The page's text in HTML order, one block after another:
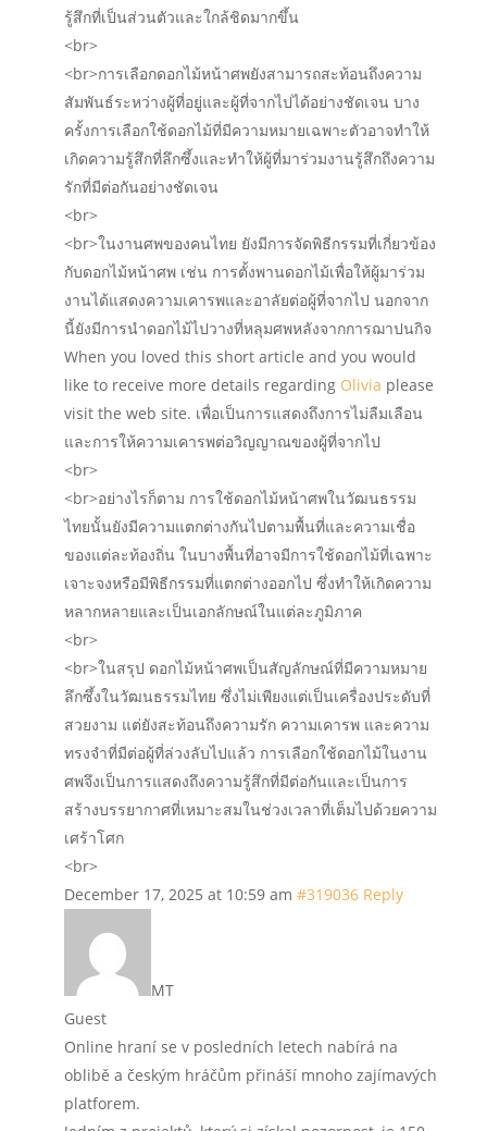
รู้สึกที่เป็นส่วนตัวและใกล้ชิดมากขึ้น
<br>
<br>การเลือกดอกไม้หน้าศพยังสามารถสะท้อนถึงความ
สัมพันธ์ระหว่างผู้ที่อยู่และผู้ที่จากไปได้อย่างชัดเจน บาง
ครั้งการเลือกใช้ดอกไม้ที่มีความหมายเฉพาะตัวอาจทำให้
เกิดความรู้สึกที่ลึกซึ้งและทำให้ผู้ที่มาร่วมงานรู้สึกถึงความ
รักที่มีต่อกันอย่างชัดเจน
<br>
<br>ในงานศพของคนไทย ยังมีการจัดพิธีกรรมที่เกี่ยวข้อง
กับดอกไม้หน้าศพ เช่น การตั้งพานดอกไม้เพื่อให้ผู้มาร่วม
งานได้แสดงความเคารพและอาลัยต่อผู้ที่จากไป นอกจาก
นี้ยังมีการนำดอกไม้ไปวางที่หลุมศพหลังจากการฌาปนกิจ
When you loved this short article and you would
like to receive more details regarding Olivia please
visit the web site. เพื่อเป็นการแสดงถึงการไม่ลืมเลือน
และการให้ความเคารพต่อวิญญาณของผู้ที่จากไป
<br>
<br>อย่างไรก็ตาม การใช้ดอกไม้หน้าศพในวัฒนธรรม
ไทยนั้นยังมีความแตกต่างกันไปตามพื้นที่และความเชื่อ
ของแต่ละท้องถิ่น ในบางพื้นที่อาจมีการใช้ดอกไม้ที่เฉพาะ
เจาะจงหรือมีพิธีกรรมที่แตกต่างออกไป ซึ่งทำให้เกิดความ
หลากหลายและเป็นเอกลักษณ์ในแต่ละภูมิภาค
<br>
<br>ในสรุป ดอกไม้หน้าศพเป็นสัญลักษณ์ที่มีความหมาย
ลึกซึ้งในวัฒนธรรมไทย ซึ่งไม่เพียงแต่เป็นเครื่องประดับที่
สวยงาม แต่ยังสะท้อนถึงความรัก ความเคารพ และความ
ทรงจำที่มีต่อผู้ที่ล่วงลับไปแล้ว การเลือกใช้ดอกไม้ในงาน
ศพจึงเป็นการแสดงถึงความรู้สึกที่มีต่อกันและเป็นการ
สร้างบรรยากาศที่เหมาะสมในช่วงเวลาที่เต็มไปด้วยความ
เศร้าโศก
<br>
December 17, 2025 at 10:59 am #319036 Reply
MT
Guest
Online hraní se v posledních letech nabírá na
oblibě a českým hráčům přináší mnoho zajímavých
platforem.